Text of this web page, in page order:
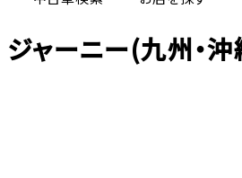
ジャーニー(九州・